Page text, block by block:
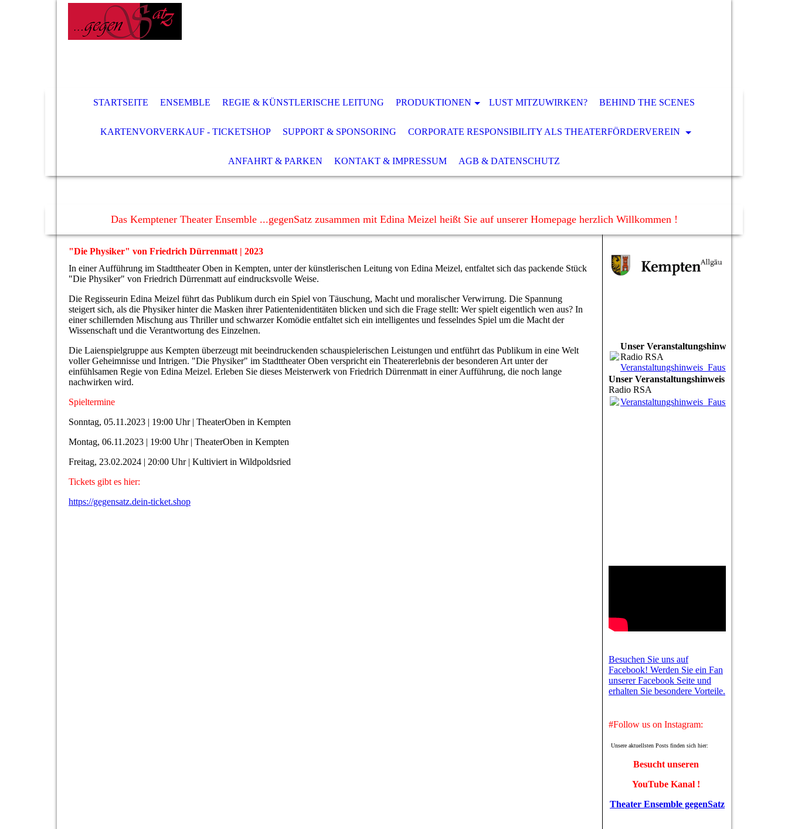
STARTSEITE ENSEMBLE REGIE & KÜNSTLERISCHE LEITUNG PRODUKTIONEN LUST MITZUWIRKEN? BEHIND THE SCENES
KARTENVORVERKAUF - TICKETSHOP SUPPORT & SPONSORING CORPORATE RESPONSIBILITY ALS THEATERFÖRDERVEREIN
ANFAHRT & PARKEN KONTAKT & IMPRESSUM AGB & DATENSCHUTZ
Das Kemptener Theater Ensemble ...gegenSatz zusammen mit Edina Meizel heißt Sie auf unserer Homepage herzlich Willkommen !
"Die Physiker" von Friedrich Dürrenmatt | 2023
In einer Aufführung im Stadttheater Oben in Kempten, unter der künstlerischen Leitung von Edina Meizel, entfaltet sich das packende Stück
"Die Physiker" von Friedrich Dürrenmatt auf eindrucksvolle Weise.
Die Regisseurin Edina Meizel führt das Publikum durch ein Spiel von Täuschung, Macht und moralischer Verwirrung. Die Spannung
steigert sich, als die Physiker hinter die Masken ihrer Patientenidentitäten blicken und sich die Frage stellt: Wer spielt eigentlich wen aus? In
einer schillernden Mischung aus Thriller und schwarzer Komödie entfaltet sich ein intelligentes und fesselndes Spiel um die Macht der
Wissenschaft und die Verantwortung des Einzelnen.
Die Laienspielgruppe aus Kempten überzeugt mit beeindruckenden schauspielerischen Leistungen und entführt das Publikum in eine Welt
voller Geheimnisse und Intrigen. "Die Physiker" im Stadttheater Oben verspricht ein Theatererlebnis der besonderen Art unter der
einfühlsamen Regie von Edina Meizel. Erleben Sie dieses Meisterwerk von Friedrich Dürrenmatt in einer Aufführung, die noch lange
nachwirken wird.
Spieltermine
Sonntag, 05.11.2023 | 19:00 Uhr | TheaterOben in Kempten
Montag, 06.11.2023 | 19:00 Uhr | TheaterOben in Kempten
Freitag, 23.02.2024 | 20:00 Uhr | Kultiviert in Wildpoldsried
Tickets gibt es hier:
https://gegensatz.dein-ticket.shop
Unser Veranstaltungshinweis
Radio RSA
Veranstaltungshinweis_Faust_RSA.mp3
Unser Veranstaltungshinweis
Radio RSA
Veranstaltungshinweis_Faust_RSA.mp3
Besuchen Sie uns auf
Facebook! Werden Sie ein Fan
unserer Facebook Seite und
erhalten Sie besondere Vorteile.
#Follow us on Instagram:
Unsere aktuellsten Posts finden sich hier:
Besucht unseren
YouTube Kanal !
Theater Ensemble gegenSatz